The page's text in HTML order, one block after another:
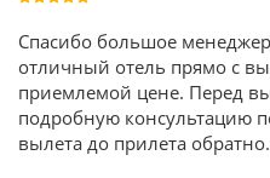
Спасибо большое
отличный отель прямо с
приемлемой цене. Перед
подробную консультацию
вылета до прилета обратно.